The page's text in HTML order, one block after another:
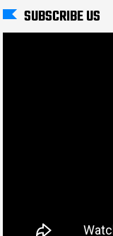
SUBSCRIBE US